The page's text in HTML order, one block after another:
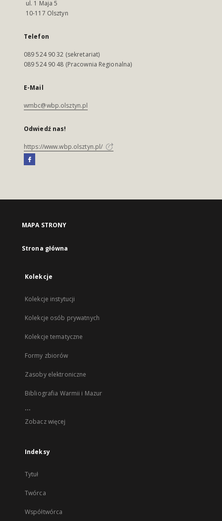
ul. 1 Maja 5
10-117 Olsztyn
Telefon
089 524 90 32 (sekretariat)
089 524 90 48 (Pracownia Regionalna)
E-Mail
wmbc@wbp.olsztyn.pl
Odwiedź nas!
https://www.wbp.olsztyn.pl/
MAPA STRONY
Strona główna
Kolekcje
Kolekcje instytucji
Kolekcje osób prywatnych
Kolekcje tematyczne
Formy zbiorów
Zasoby elektroniczne
Bibliografia Warmii i Mazur
...
Zobacz więcej
Indeksy
Tytuł
Twórca
Współtwórca